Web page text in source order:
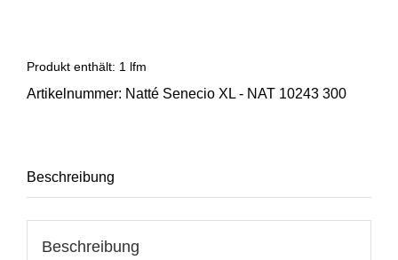
NAT
Produkt enthält: 1 lfm
Artikelnummer: Natté Senecio XL - NAT 10243 300
Beschreibung
Beschreibung